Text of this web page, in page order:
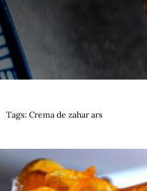
Tags:Crema de zahar ars